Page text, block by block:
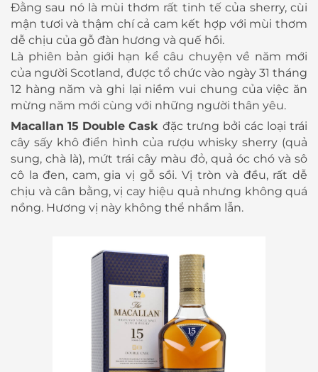
Đằng sau nó là mùi thơm rất tinh tế của sherry, cùi
mận tươi và thậm chí cả cam kết hợp với mùi thơm
dễ chịu của gỗ đàn hương và quế hồi.
Là phiên bản giới hạn kể câu chuyện về năm mới
của người Scotland, được tổ chức vào ngày 31 tháng
12 hàng năm và ghi lại niềm vui chung của việc ăn
mừng năm mới cùng với những người thân yêu.
Macallan 15 Double Cask đặc trưng bởi các loại trái
cây sấy khô điển hình của rượu whisky sherry (quả
sung, chà là), mứt trái cây màu đỏ, quả óc chó và sô
cô la đen, cam, gia vị gỗ sồi. Vị tròn và đều, rất dễ
chịu và cân bằng, vị cay hiệu quả nhưng không quá
nồng. Hương vị này không thể nhầm lẫn.